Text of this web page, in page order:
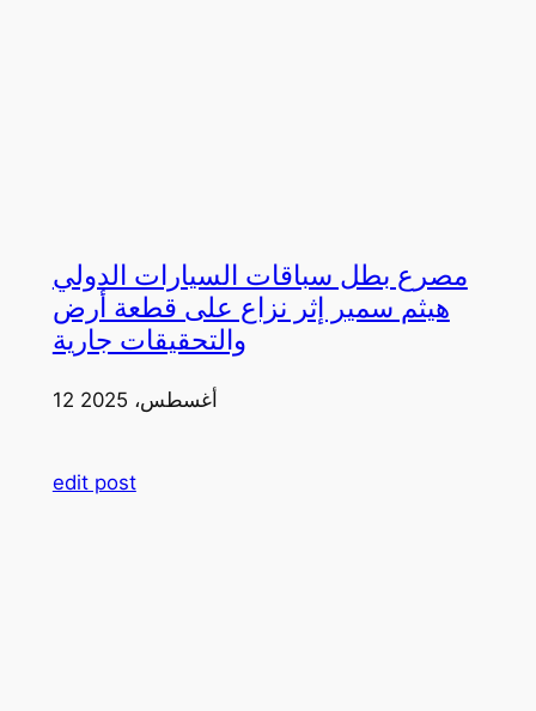
مصرع بطل سباقات السيارات الدولي
هيثم سمير إثر نزاع على قطعة أرض
والتحقيقات جارية
12 أغسطس، 2025
edit post